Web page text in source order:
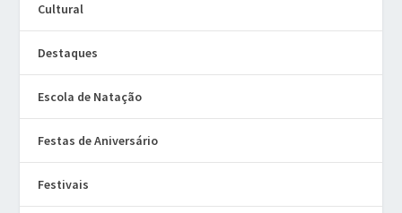
Cultural
Destaques
Escola de Natação
Festas de Aniversário
Festivais